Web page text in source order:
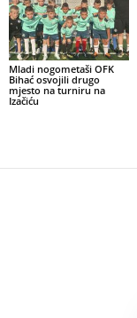
Mladi nogometaši OFK
Bihać osvojili drugo
mjesto na turniru na
Izačiću